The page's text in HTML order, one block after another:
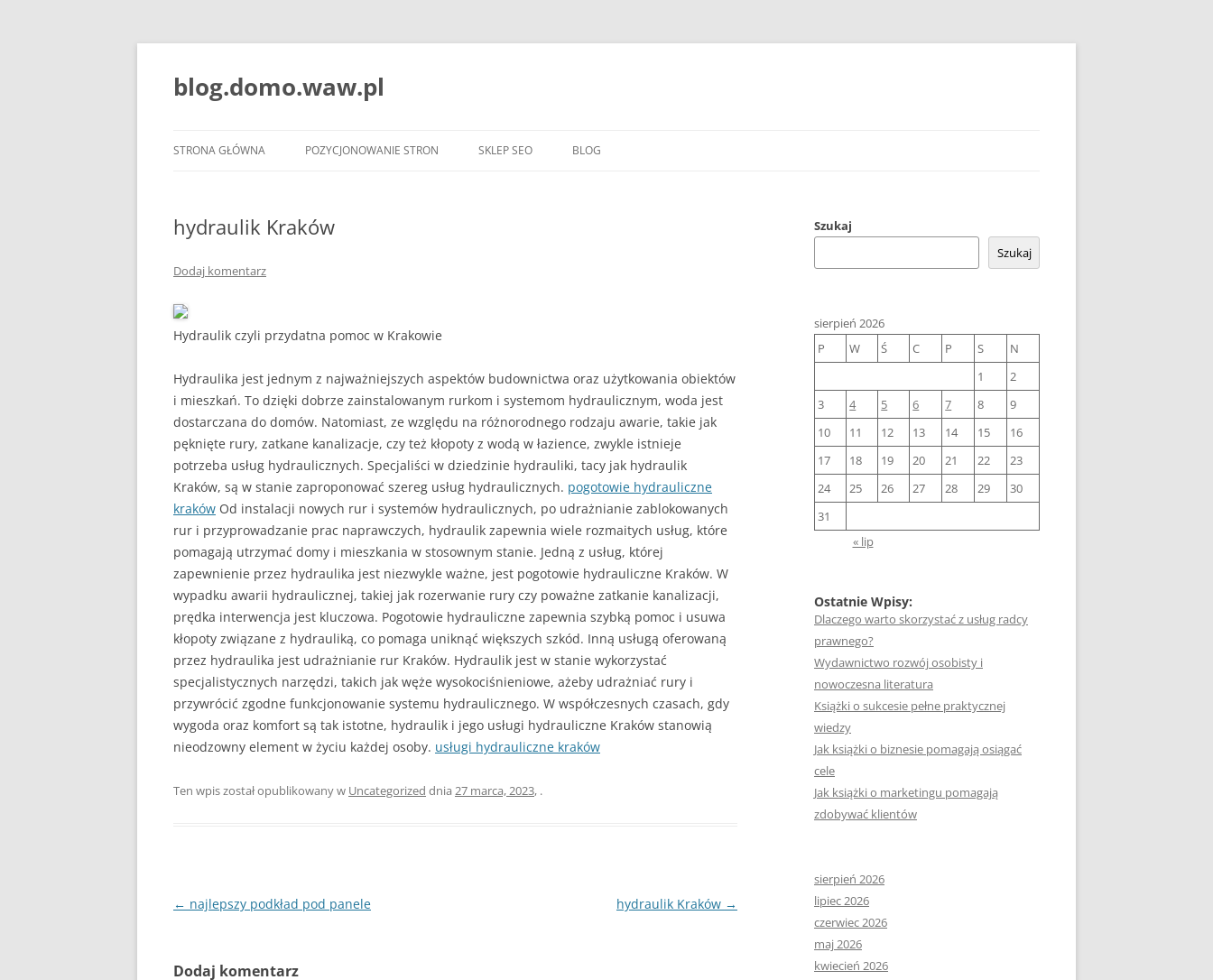
blog.domo.waw.pl
STRONA GŁÓWNA POZYCJONOWANIE STRON SKLEP SEO BLOG
hydraulik Kraków
Dodaj komentarz
Hydraulik czyli przydatna pomoc w Krakowie
Hydraulika jest jednym z najważniejszych aspektów budownictwa oraz użytkowania obiektów
i mieszkań. To dzięki dobrze zainstalowanym rurkom i systemom hydraulicznym, woda jest
dostarczana do domów. Natomiast, ze względu na różnorodnego rodzaju awarie, takie jak
pęknięte rury, zatkane kanalizacje, czy też kłopoty z wodą w łazience, zwykle istnieje
potrzeba usług hydraulicznych. Specjaliści w dziedzinie hydrauliki, tacy jak hydraulik
Kraków, są w stanie zaproponować szereg usług hydraulicznych. pogotowie hydrauliczne
kraków Od instalacji nowych rur i systemów hydraulicznych, po udrażnianie zablokowanych
rur i przyprowadzanie prac naprawczych, hydraulik zapewnia wiele rozmaitych usług, które
pomagają utrzymać domy i mieszkania w stosownym stanie. Jedną z usług, której
zapewnienie przez hydraulika jest niezwykle ważne, jest pogotowie hydrauliczne Kraków. W
wypadku awarii hydraulicznej, takiej jak rozerwanie rury czy poważne zatkanie kanalizacji,
prędka interwencja jest kluczowa. Pogotowie hydrauliczne zapewnia szybką pomoc i usuwa
kłopoty związane z hydrauliką, co pomaga uniknąć większych szkód. Inną usługą oferowaną
przez hydraulika jest udrażnianie rur Kraków. Hydraulik jest w stanie wykorzystać
specjalistycznych narzędzi, takich jak węże wysokociśnieniowe, ażeby udrażniać rury i
przywrócić zgodne funkcjonowanie systemu hydraulicznego. W współczesnych czasach, gdy
wygoda oraz komfort są tak istotne, hydraulik i jego usługi hydrauliczne Kraków stanowią
nieodzowny element w życiu każdej osoby. usługi hydrauliczne kraków
Ten wpis został opublikowany w Uncategorized dnia 27 marca, 2023, .
Nawigacja
← najlepszy podkład pod panele hydraulik Kraków →
Dodaj komentarz
Szukaj
Szukaj
sierpień 2026
P
W Ś C P S
N
1
2
3
4 5 6 7 8
9
10
11 12 13 14 15
16
17
18 19 20 21 22
23
24
25 26 27 28 29
30
31
« lip
Ostatnie Wpisy:
Dlaczego warto skorzystać z usług radcy
prawnego?
Wydawnictwo rozwój osobisty i
nowoczesna literatura
Książki o sukcesie pełne praktycznej
wiedzy
Jak książki o biznesie pomagają osiągać
cele
Jak książki o marketingu pomagają
zdobywać klientów
sierpień 2026
lipiec 2026
czerwiec 2026
maj 2026
kwiecień 2026